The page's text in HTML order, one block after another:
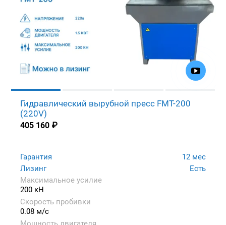
Гидравлический вырубной пресс FMT-200
(220V)
405 160 ₽
Гарантия
12 мес
Лизинг
Есть
Максимальное усилие
200 кН
Скорость пробивки
0.08 м/с